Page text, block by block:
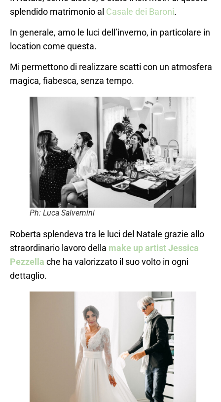
splendido matrimonio al Casale dei Baroni.
In generale, amo le luci dell’inverno, in particolare in
location come questa.
Mi permettono di realizzare scatti con un atmosfera
magica, fiabesca, senza tempo.
Ph: Luca Salvemini
Roberta splendeva tra le luci del Natale grazie allo
straordinario lavoro della make up artist Jessica
Pezzella che ha valorizzato il suo volto in ogni
dettaglio.